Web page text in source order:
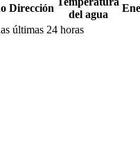
Dirección
del agua
últimas 24 horas